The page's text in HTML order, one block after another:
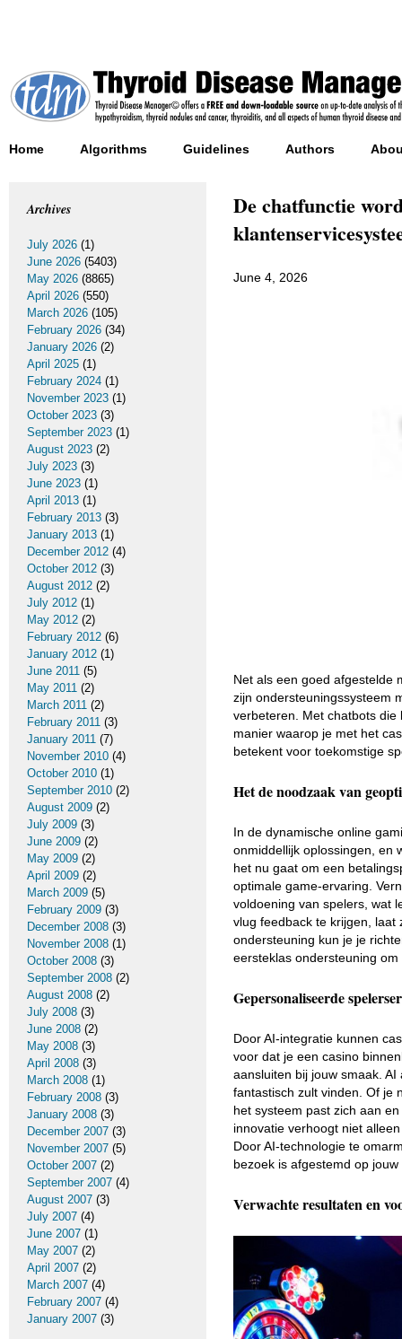
Home Algorithms Guidelines Authors
De chatfunctie
June 4, 2026
Net als een goed afgestelde
zijn ondersteuningssysteem
verbeteren. Met chatbots die
manier waarop je met het
betekent voor toekomstige
Het de noodzaak van
In de dynamische online
onmiddellijk oplossingen, en
het nu gaat om een
optimale game-ervaring.
voldoening van spelers, wat
vlug feedback te krijgen, laat
ondersteuning kun je je
eersteklas ondersteuning
Gepersonaliseerde
Door AI-integratie kunnen
voor dat je een casino
aansluiten bij jouw smaak.
fantastisch zult vinden. Of je
het systeem past zich aan
innovatie verhoogt niet
Door AI-technologie te
bezoek is afgestemd op
Verwachte resultaten en
Archives
July 2026 (1)
June 2026 (5403)
May 2026 (8865)
April 2026 (550)
March 2026 (105)
February 2026 (34)
January 2026 (2)
April 2025 (1)
February 2024 (1)
November 2023 (1)
October 2023 (3)
September 2023 (1)
August 2023 (2)
July 2023 (3)
June 2023 (1)
April 2013 (1)
February 2013 (3)
January 2013 (1)
December 2012 (4)
October 2012 (3)
August 2012 (2)
July 2012 (1)
May 2012 (2)
February 2012 (6)
January 2012 (1)
June 2011 (5)
May 2011 (2)
March 2011 (2)
February 2011 (3)
January 2011 (7)
November 2010 (4)
October 2010 (1)
September 2010 (2)
August 2009 (2)
July 2009 (3)
June 2009 (2)
May 2009 (2)
April 2009 (2)
March 2009 (5)
February 2009 (3)
December 2008 (3)
November 2008 (1)
October 2008 (3)
September 2008 (2)
August 2008 (2)
July 2008 (3)
June 2008 (2)
May 2008 (3)
April 2008 (3)
March 2008 (1)
February 2008 (3)
January 2008 (3)
December 2007 (3)
November 2007 (5)
October 2007 (2)
September 2007 (4)
August 2007 (3)
July 2007 (4)
June 2007 (1)
May 2007 (2)
April 2007 (2)
March 2007 (4)
February 2007 (4)
January 2007 (3)